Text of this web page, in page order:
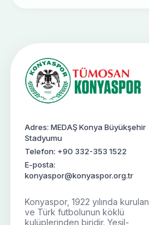
Adres: MEDAŞ Konya Büyükşehir
Stadyumu
Telefon: +90 332-353 1522
E-posta:
konyaspor@konyaspor.org.tr
Konyaspor, 1922 yılında kurulan
ve Türk futbolunun köklü
kulüplerinden biridir. Yeşil-